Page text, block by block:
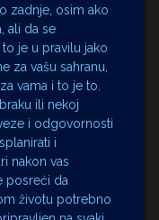
zadnje, osim ako
ali da se
je u pravilu jako
za vašu sahranu,
vama i to je to.
ili nekoj
i odgovornosti
i
nakon vas
posreći da
životu potrebno